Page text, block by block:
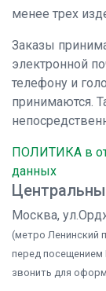
менее трех
Заказы
электронной
телефону и
принимаются.
ПОЛИТИКА в
данных
Москва,
(метро Ленинский
перед посещением
звонить для